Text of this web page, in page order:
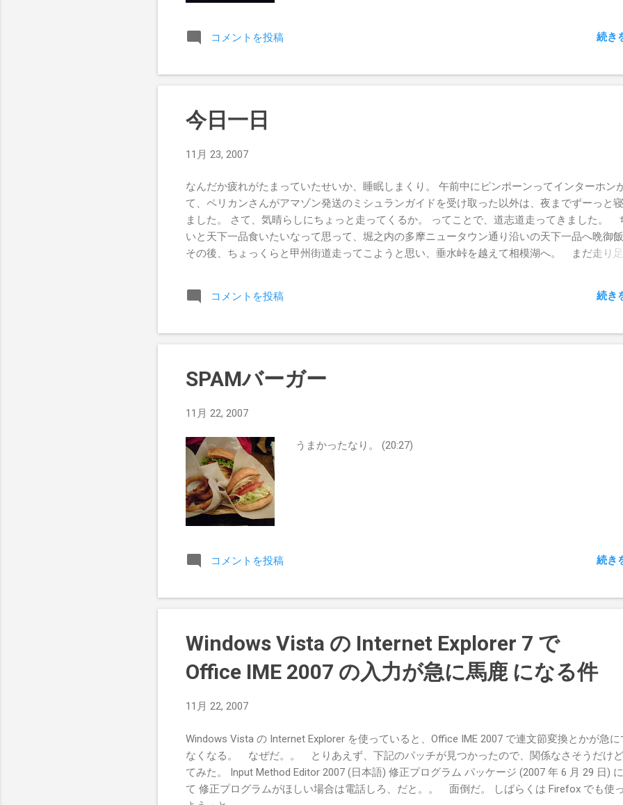
コメントを投稿 続き
今日一日
11月 23, 2007
なんだか疲れがたまっていたせいか、睡眠しまくり。 午前中にピンポーンってインターホン
て、ペリカンさんがアマゾン発送のミシュランガイドを受け取った以外は、夜までずーっと
ました。 さて、気晴らしにちょっと走ってくるか。 ってことで、道志道走ってきました。
いと天下一品食いたいなって思って、堀之内の多摩ニュータウン通り沿いの天下一品へ晩
その後、ちょっくらと甲州街道走ってこようと思い、垂水峠を越えて相模湖へ。 まだ走り
ました。
コメントを投稿 続き
SPAMバーガー
11月 22, 2007
うまかったなり。 (20:27)
コメントを投稿 続き
Windows Vista の Internet Explorer 7 で
Office IME 2007 の入力が急に馬鹿 になる件
11月 22, 2007
Windows Vista の Internet Explorer を使っていると、Office IME 2007 で連文節変換とかが急に
なくなる。 なぜだ。。 とりあえず、下記のパッチが見つかったので、関係なさそうだけ
てみた。 Input Method Editor 2007 (日本語) 修正プログラム パッケージ (2007 年 6 月 29 日)
て 修正プログラムがほしい場合は電話しろ、だと。。 面倒だ。 しばらくは Firefox でも使